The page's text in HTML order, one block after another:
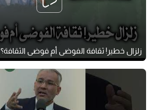
زلزال خطير! ثقافة الفوضى أم فوضى الثقافة؟